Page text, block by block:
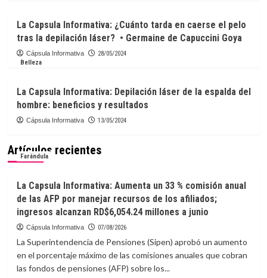
La Capsula Informativa: ¿Cuánto tarda en caerse el pelo
tras la depilación láser? • Germaine de Capuccini Goya
Cápsula Informativa
28/05/2024
Belleza
La Capsula Informativa: Depilación láser de la espalda del
hombre: beneficios y resultados
Cápsula Informativa 13/05/2024
Artículos recientes
Farándula
La Capsula Informativa: Aumenta un 33 % comisión anual
de las AFP por manejar recursos de los afiliados;
ingresos alcanzan RD$6,054.24 millones a junio
Cápsula Informativa 07/08/2026
La Superintendencia de Pensiones (Sipen) aprobó un aumento
en el porcentaje máximo de las comisiones anuales que cobran
las fondos de pensiones (AFP) sobre los...